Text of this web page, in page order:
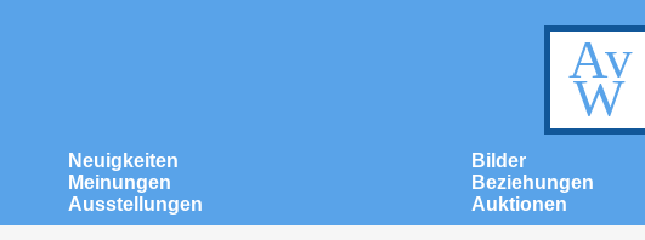
Neuigkeiten Bilder
Meinungen
Beziehungen
Ausstellungen
Auktionen